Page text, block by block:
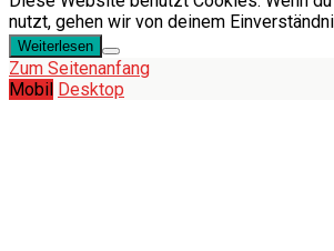
nutzt, gehen wir von deinem
Weiterlesen
Zum Seitenanfang
Mobil Desktop